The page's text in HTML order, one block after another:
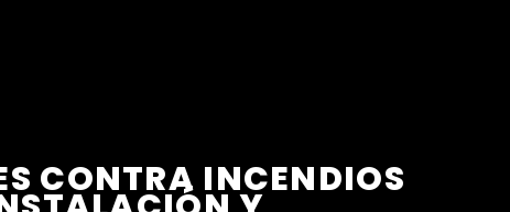
CONTRA INCENDIOS